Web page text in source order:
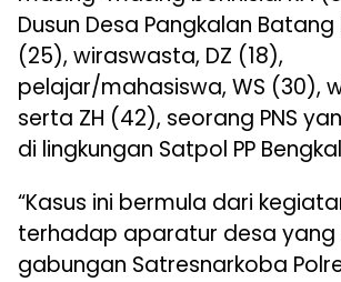
Dusun Desa Pangkalan Batang
(25), wiraswasta, DZ (18),
pelajar/mahasiswa, WS (30),
serta ZH (42), seorang PNS
di lingkungan Satpol PP
“Kasus ini bermula dari
terhadap aparatur desa yang
gabungan Satresnarkoba